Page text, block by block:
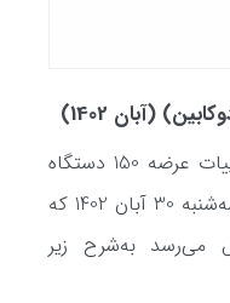
مطابق با اطلاعیه بورس کالا،‌ جزییات عرضه 150 دستگاه
وانت کاپرا 2 (دوکابین) در تاریخ سه‌شنبه 30 آبان 1402 که
می‌رسد به‌شرح زیر